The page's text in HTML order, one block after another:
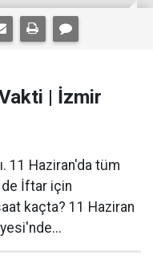
| İzmir
11 Haziran'da tüm
İftar için
kaçta? 11 Haziran